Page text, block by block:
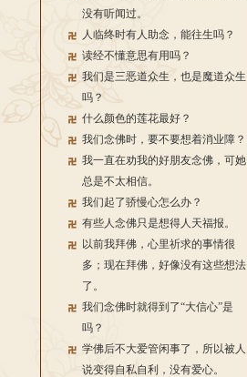
没有听闻过。
人临终时有人助念，能往生吗？
读经不懂意思有用吗？
我们是三恶道众生，也是魔道众生
吗？
什么颜色的莲花最好？
我们念佛时，要不要想着消业障？
我一直在劝我的好朋友念佛，可她
总是不太相信。
我们起了骄慢心怎么办？
有些人念佛只是想得人天福报。
以前我拜佛，心里祈求的事情很
多；现在拜佛，好像没有这些想法
了。
我们念佛时就得到了“大信心”是
吗？
学佛后不大爱管闲事了，所以被人
说变得自私自利，没有爱心。